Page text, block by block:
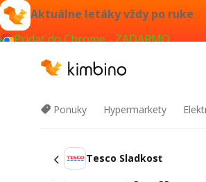
Aktuálne letáky vždy po ruke
Pridať do Chrome - ZADARMO
Ponuky Hypermarkety
Tesco Sladkosť